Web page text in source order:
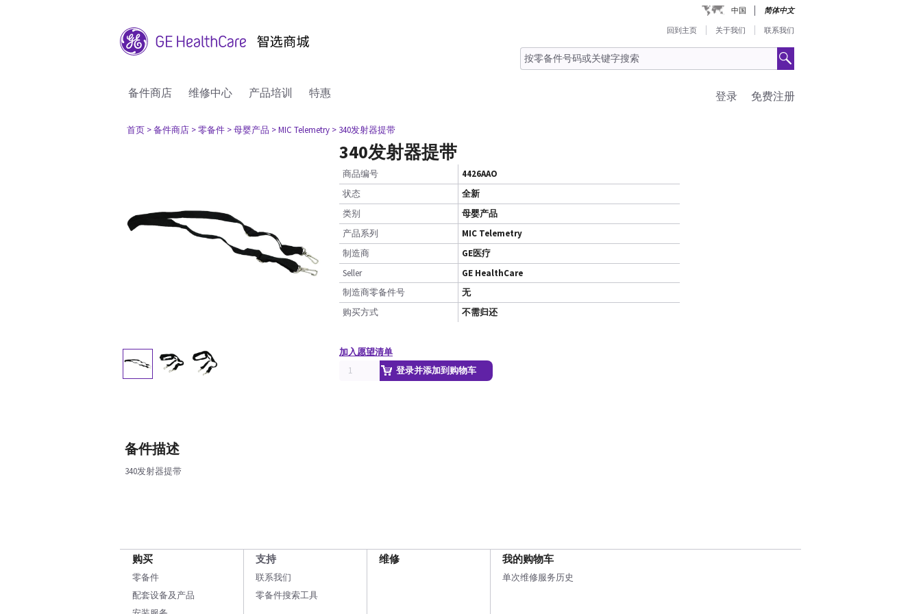
中国 简体中文
回到主页 关于我们 联系我们
备件商店 维修中心 产品培训 特惠 免费注册
登录
首页 > 备件商店 > 零备件 > 母婴产品 > MIC Telemetry > 340发射器提带
340发射器提带
商品编号
4426AAO
状态
全新
类别
母婴产品
产品系列
MIC Telemetry
制造商
GE医疗
Seller
GE HealthCare
制造商零备件号
无
购买方式
不需归还
加入愿望清单
登录并添加到购物车
备件描述
340发射器提带
购买
零备件
配套设备及产品
支持
联系我们
零备件搜索工具
维修 我的购物车
单次维修服务历史